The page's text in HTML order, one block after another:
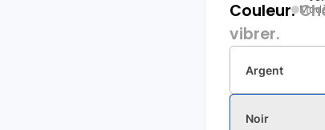
Couleur.
vibrer.
Argent
Noir